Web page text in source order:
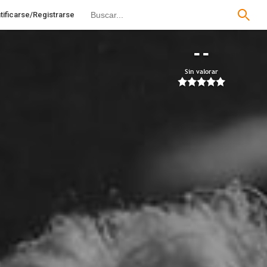
Registrarse
--
Sin valorar